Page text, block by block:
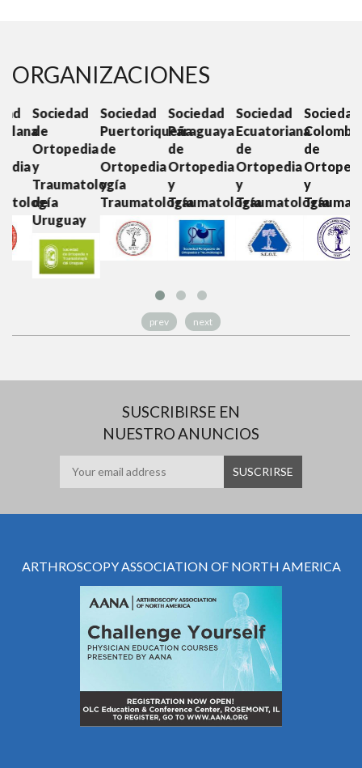
ORGANIZACIONES
Sociedad
de
Ortopedia
y
Traumatología
de
Uruguay
Sociedad
Puertoriqueña
de
Ortopedia
y
Traumatología
Sociedad
Paraguaya
Ortopedia
Traumatología
Sociedad
Ecuatoriana
Ortopedia
Traumatología
Sociedad
Colombiana
Ortopedia
prev next
SUSCRIBIRSE EN
NUESTRO ANUNCIOS
ARTHROSCOPY ASSOCIATION OF NORTH AMERICA